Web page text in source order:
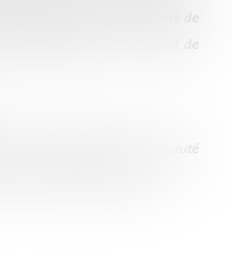
intervient dans un contexte de
l'administration — un point de
intégralement s'il est recruté
ans suivant la rupture.